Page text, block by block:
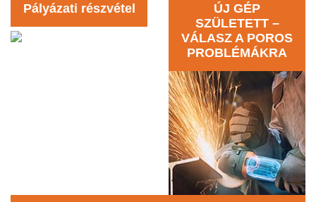
Pályázati részvétel
ÚJ GÉP
SZÜLETETT –
VÁLASZ A POROS
PROBLÉMÁKRA